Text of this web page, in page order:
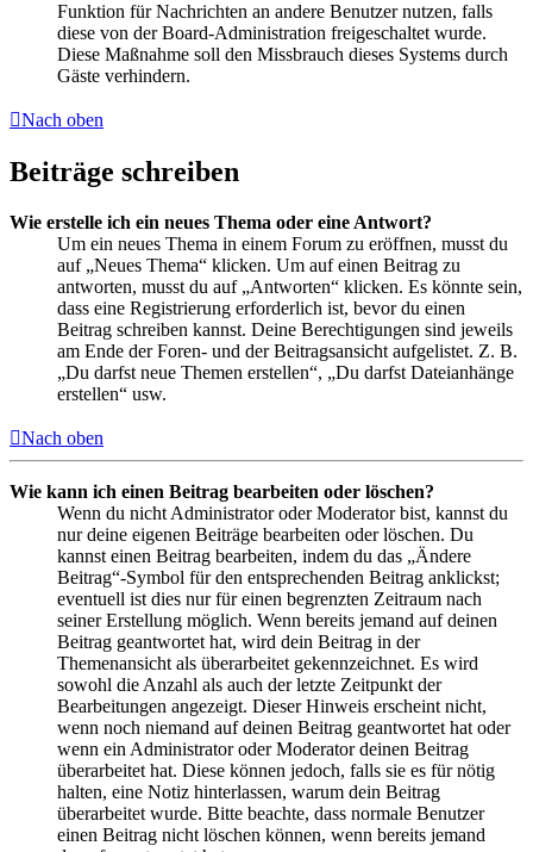
Funktion für Nachrichten an andere Benutzer nutzen, falls
diese von der Board-Administration freigeschaltet wurde.
Diese Maßnahme soll den Missbrauch dieses Systems durch
Gäste verhindern.
Nach oben
Beiträge schreiben
Wie erstelle ich ein neues Thema oder eine Antwort?
Um ein neues Thema in einem Forum zu eröffnen, musst du
auf „Neues Thema“ klicken. Um auf einen Beitrag zu
antworten, musst du auf „Antworten“ klicken. Es könnte sein,
dass eine Registrierung erforderlich ist, bevor du einen
Beitrag schreiben kannst. Deine Berechtigungen sind jeweils
am Ende der Foren- und der Beitragsansicht aufgelistet. Z. B.
„Du darfst neue Themen erstellen“, „Du darfst Dateianhänge
erstellen“ usw.
Nach oben
Wie kann ich einen Beitrag bearbeiten oder löschen?
Wenn du nicht Administrator oder Moderator bist, kannst du
nur deine eigenen Beiträge bearbeiten oder löschen. Du
kannst einen Beitrag bearbeiten, indem du das „Ändere
Beitrag“-Symbol für den entsprechenden Beitrag anklickst;
eventuell ist dies nur für einen begrenzten Zeitraum nach
seiner Erstellung möglich. Wenn bereits jemand auf deinen
Beitrag geantwortet hat, wird dein Beitrag in der
Themenansicht als überarbeitet gekennzeichnet. Es wird
sowohl die Anzahl als auch der letzte Zeitpunkt der
Bearbeitungen angezeigt. Dieser Hinweis erscheint nicht,
wenn noch niemand auf deinen Beitrag geantwortet hat oder
wenn ein Administrator oder Moderator deinen Beitrag
überarbeitet hat. Diese können jedoch, falls sie es für nötig
halten, eine Notiz hinterlassen, warum dein Beitrag
überarbeitet wurde. Bitte beachte, dass normale Benutzer
einen Beitrag nicht löschen können, wenn bereits jemand